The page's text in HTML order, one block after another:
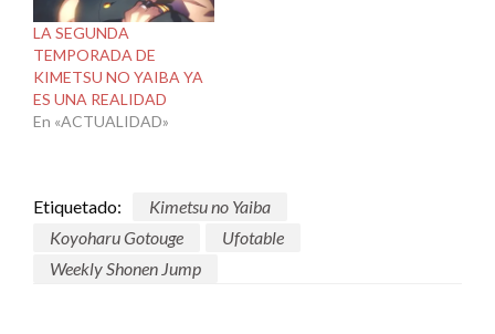
LA SEGUNDA
TEMPORADA DE
KIMETSU NO YAIBA YA
ES UNA REALIDAD
En «ACTUALIDAD»
Etiquetado:
Kimetsu no Yaiba
Koyoharu Gotouge
Ufotable
Weekly Shonen Jump